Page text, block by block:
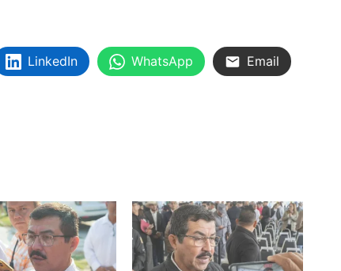
LinkedIn WhatsApp Email